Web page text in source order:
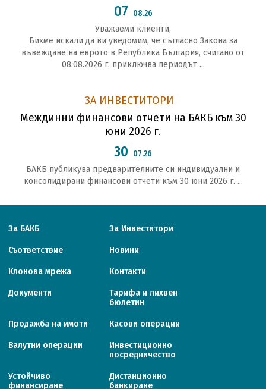
07 08.26
Уважаеми клиенти,
Бихме искали да ви уведомим, че съгласно Закона за
въвеждане на еврото в Република България, считано от
08.08.2026 г. приключва периодът ...
ЗА ИНВЕСТИТОРИ
Междинни финансови отчети на БАКБ към 30
юни 2026 г.
30 07.26
БАКБ публикува предварителните си индивидуални и
консолидирани финансови отчети към 30 юни 2026 г. ...
За БАКБ За Инвеститори
Съответствие Новини
Клонова мрежа Контакти
Документи
Тарифa и лихвен
бюлетин
Продажба на имоти Касови операции
Валутни операции
Инвестиционно
посредничество
Устойчиво
финансиране
Дистанционно
банкиране